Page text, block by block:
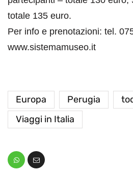
totale 135 euro.
Per info e prenotazioni: tel.
www.sistemamuseo.it
Europa Perugia
Viaggi in Italia